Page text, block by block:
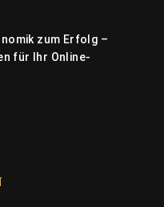
zum Erfolg –
für Ihr Online-